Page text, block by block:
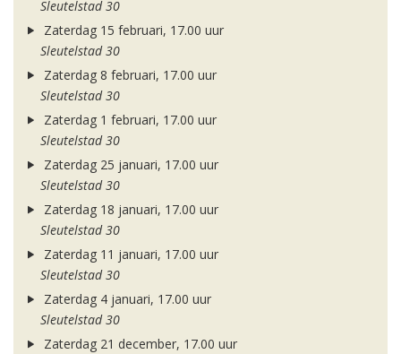
Sleutelstad 30
Zaterdag 15 februari, 17.00 uur
Sleutelstad 30
Zaterdag 8 februari, 17.00 uur
Sleutelstad 30
Zaterdag 1 februari, 17.00 uur
Sleutelstad 30
Zaterdag 25 januari, 17.00 uur
Sleutelstad 30
Zaterdag 18 januari, 17.00 uur
Sleutelstad 30
Zaterdag 11 januari, 17.00 uur
Sleutelstad 30
Zaterdag 4 januari, 17.00 uur
Sleutelstad 30
Zaterdag 21 december, 17.00 uur